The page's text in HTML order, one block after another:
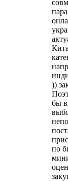
))
бы
по